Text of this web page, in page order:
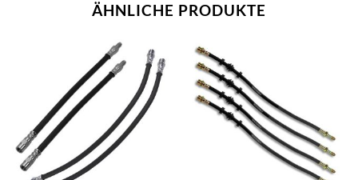
ÄHNLICHE PRODUKTE